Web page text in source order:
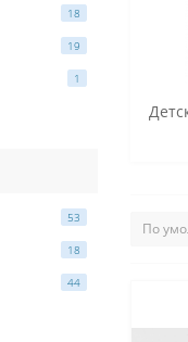
18
19
1
53
18
44